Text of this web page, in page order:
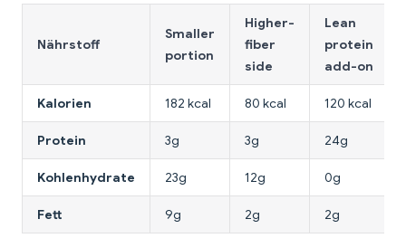
Nährstoff
Smaller
portion
Higher-
fiber
side
Lean
protein
add-on
Kalorien 182 kcal 80 kcal 120 kcal
Protein 3g 3g 24g
Kohlenhydrate 23g 12g 0g
Fett 9g 2g 2g